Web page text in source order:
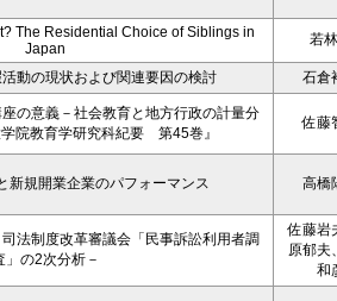
The Residential Choice of Siblings in
Japan
若
動の現状および関連要因の検討 石倉
の意義－社会教育と地方行政の計量分
院教育学研究科紀要 第45巻』
佐藤
新規開業企業のパフォーマンス 高橋
法制度改革審議会「民事訴訟利用者調
」の2次分析－
佐藤岩
原郁夫
和